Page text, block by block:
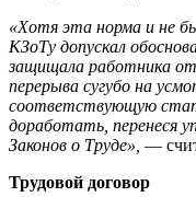
«Хотя эта норма и не
КЗоТу допускал
защищала работника от
перерыва сугубо на
соответствующую
доработать, перенеся
Законов о Труде», —
Трудовой договор